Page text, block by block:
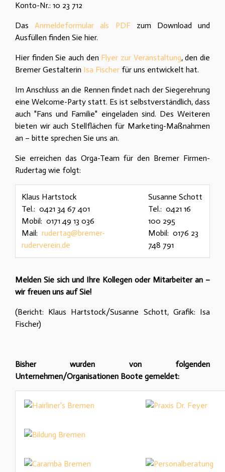
Konto-Nr.: 10 23 712
DasAnmeldeformular als PDFzum Download und
Ausfüllen finden Sie hier.
Hier finden Sie auch den Flyer zur Veranstaltung, den die
Bremer Gestalterin Isa Fischer für uns entwickelt hat.
Im Anschluss an die Rennen findet nach der Siegerehrung
eine Welcome-Party statt. Es ist selbstverständlich, dass
auch "Fans und Familie" eingeladen sind. Des Weiteren
bieten wir auch Stellflächen für Marketing-Maßnahmen
an – bitte sprechen Sie uns an.
Sie erreichen das Orga-Team für den Bremer Firmen-
Rudertag wie folgt:
Klaus Hartstock
Tel.: 0421 34 67 401
Mobil: 0171 49 13 036
Mail: rudertag@bremer-
ruderverein.de
Susanne Schott
Tel.: 0421 16
100 295
Mobil: 0176 23
748 791
Melden Sie sich und Ihre Kollegen oder Mitarbeiter an –
wir freuen uns auf Sie!
(Bericht: Klaus Hartstock/Susanne Schott, Grafik: Isa
Fischer)
Bisher wurden von folgenden
Unternehmen/Organisationen Boote gemeldet: